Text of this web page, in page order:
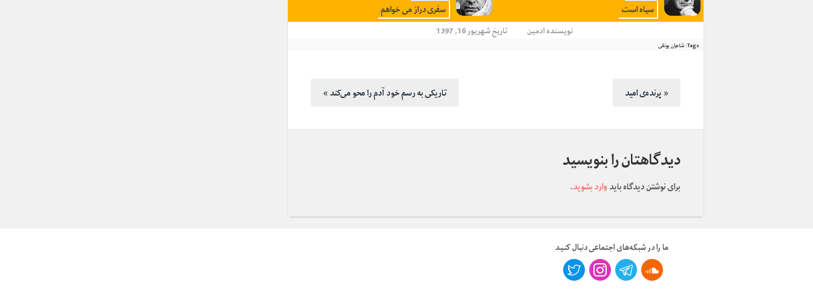
سیاه است
سفری دراز می خواهم
نویسندهادمین تاریخ شهریور 16, 1397
Tags: شاعران یونانی
پرنده‌ی امید » « تاریکی به رسم خود آدم را محو می‌کند
دیدگاهتان را بنویسید
برای نوشتن دیدگاه بایدوارد بشوید.
ما را در شبکه‌های اجتماعی دنبال کنید